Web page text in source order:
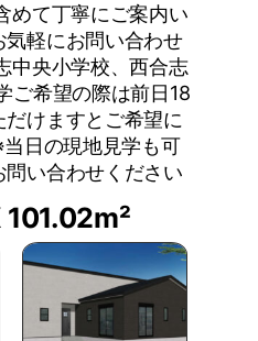
めて丁寧にご案内い
軽にお問い合わせ
中央小学校、西合志
ご希望の際は前日18
けますとご希望に
日の現地見学も可
い合わせください
101.02m²